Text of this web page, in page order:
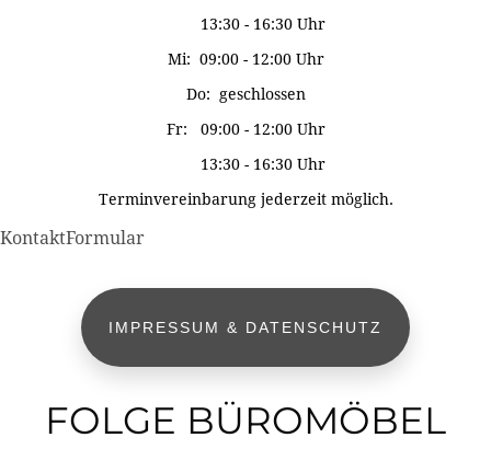
13:30 - 16:30 Uhr
Mi: 09:00 - 12:00 Uhr
Do: geschlossen
Fr: 09:00 - 12:00 Uhr
13:30 - 16:30 Uhr
Terminvereinbarung jederzeit möglich.
KontaktFormular
IMPRESSUM & DATENSCHUTZ
FOLGE BÜROMÖBEL